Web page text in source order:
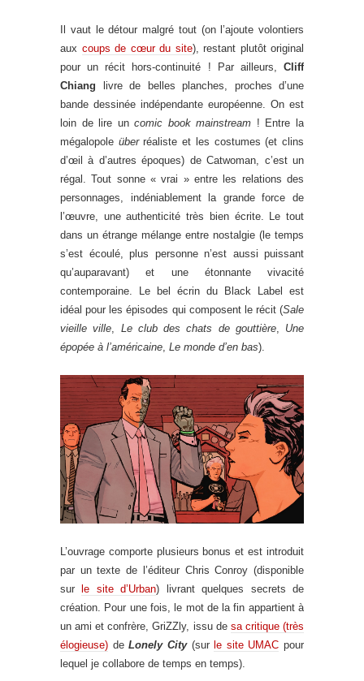
Il vaut le détour malgré tout (on l’ajoute volontiers
aux coups de cœur du site), restant plutôt original
pour un récit hors-continuité ! Par ailleurs, Cliff
Chiang livre de belles planches, proches d’une
bande dessinée indépendante européenne. On est
loin de lire uncomic book mainstream ! Entre la
mégalopole überréaliste et les costumes (et clins
d’œil à d’autres époques) de Catwoman, c’est un
régal. Tout sonne « vrai » entre les relations des
personnages, indéniablement la grande force de
l’œuvre, une authenticité très bien écrite. Le tout
dans un étrange mélange entre nostalgie (le temps
s’est écoulé, plus personne n’est aussi puissant
qu’auparavant) et une étonnante vivacité
contemporaine. Le bel écrin du Black Label est
idéal pour les épisodes qui composent le récit (Sale
vieille ville, Le club des chats de gouttière, Une
épopée à l’américaine, Le monde d’en bas).
L’ouvrage comporte plusieurs bonus et est introduit
par un texte de l’éditeur Chris Conroy (disponible
surle site d’Urban) livrant quelques secrets de
création. Pour une fois, le mot de la fin appartient à
un ami et confrère, GriZZly, issu de sa critique (très
élogieuse) deLonely City(surle site UMAC pour
lequel je collabore de temps en temps).